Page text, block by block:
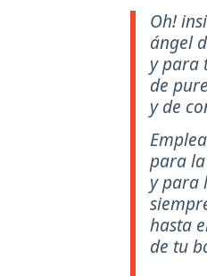
Oh!
ángel
y para
de
y de
para
y para
hasta
de tu